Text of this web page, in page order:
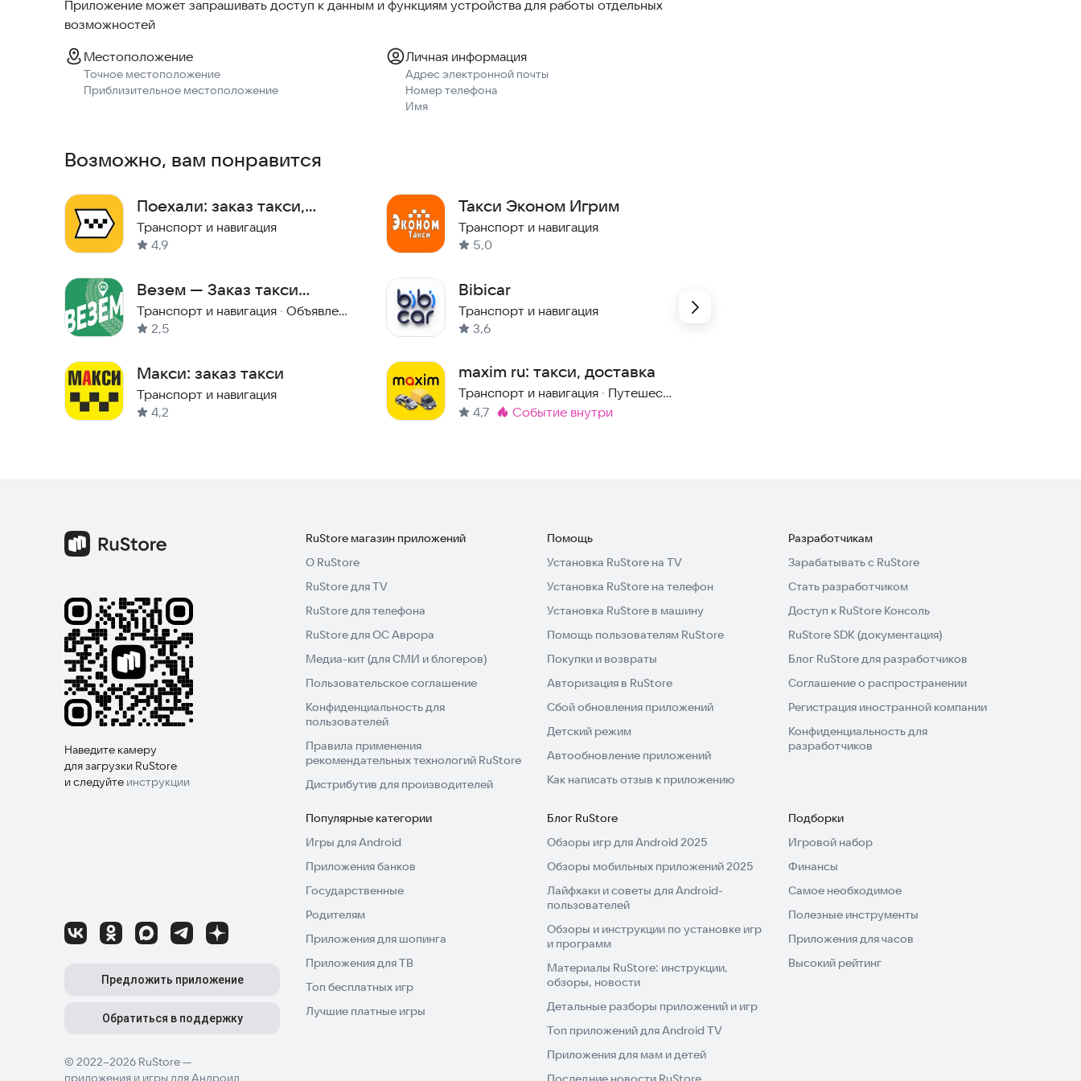
Планируете поездку до аэропорта или на вокзал? Воспользуйтесь функцией предварительного
заказа - водитель будет на месте в указанное время.
9. Вы влияете на рейтинг водителя
Мы ценим мнение каждого клиента и рады получать от вас обратную связь. Отметьте, как вам
поездка, а с помощью шаблонов оценки вы можете указать, что именно вам больше всего
Приложение может запрашивать доступ к данным и функциям устройства для работы отдельных
возможностей
Местоположение
Точное местоположение
Приблизительное местоположение
Личная информация
Адрес электронной почты
Номер телефона
Имя
Возможно, вам понравится
Поехали: заказ такси,
доставка
Транспорт и навигация
4,9
Везем — Заказ такси
доставка
Транспорт и навигация · Объявления и услуги
2,5
Макси: заказ такси
Транспорт и навигация
4,2
Такси Эконом Игрим
Транспорт и навигация
5,0
Bibicar
Транспорт и навигация
3,6
maxim ru: такси, доставка
Транспорт и навигация · Путешествия
4,7
Метка:
событие внутри
Наведите камеру
для загрузки RuStore
и следуйте инструкции
© 2022–2026 RuStore —
приложения и игры для Андроид
Предложить приложение
Обратиться в поддержку
RuStore магазин приложений
О RuStore
RuStore для TV
RuStore для телефона
RuStore для ОС Аврора
Медиа-кит (для СМИ и блогеров)
Пользовательское соглашение
Конфиденциальность для
пользователей
Правила применения
рекомендательных технологий RuStore
Дистрибутив для производителей
Помощь
Установка RuStore на TV
Установка RuStore на телефон
Установка RuStore в машину
Помощь пользователям RuStore
Покупки и возвраты
Авторизация в RuStore
Сбой обновления приложений
Детский режим
Автообновление приложений
Как написать отзыв к приложению
Разработчикам
Зарабатывать с RuStore
Стать разработчиком
Доступ к RuStore Консоль
RuStore SDK (документация)
Блог RuStore для разработчиков
Соглашение о распространении
Регистрация иностранной компании
Конфиденциальность для
разработчиков
Популярные категории
Игры для Android
Приложения банков
Государственные
Родителям
Приложения для шопинга
Приложения для ТВ
Топ бесплатных игр
Лучшие платные игры
Блог RuStore
Обзоры игр для Android 2025
Обзоры мобильных приложений 2025
Лайфхаки и советы для Android-
пользователей
Обзоры и инструкции по установке игр
и программ
Материалы RuStore: инструкции,
обзоры, новости
Детальные разборы приложений и игр
Топ приложений для Android TV
Приложения для мам и детей
Подборки
Игровой набор
Финансы
Самое необходимое
Полезные инструменты
Приложения для часов
Высокий рейтинг